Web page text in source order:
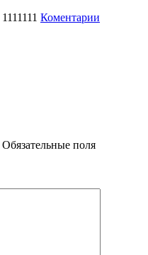
1111111 Коментарии
Обязательные поля